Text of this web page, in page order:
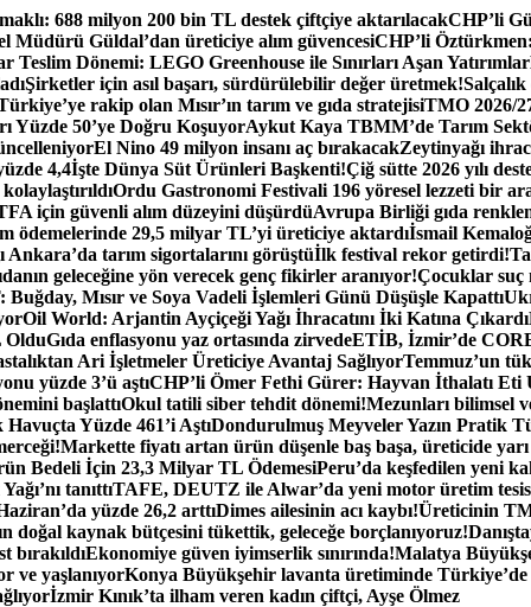
688 milyon 200 bin TL destek çiftçiye aktarılacakCHP’li
Müdürü Güldal’dan üreticiye alım güvencesiCHP’li
Teslim Dönemi: LEGO Greenhouse ile Sınırları Aşan Yatırımlar
Şirketler için asıl başarı, sürdürülebilir değer üretmek!
rakip olan Mısır’ın tarım ve gıda stratejisiTMO 2026/
Yüzde 50’ye Doğru KoşuyorAykut Kaya TBMM’de Tarım
El Nino 49 milyon insanı aç bırakacakZeytinyağı
4,4İşte Dünya Süt Ürünleri Başkenti!Çiğ sütte 2026 yılı
Ordu Gastronomi Festivali 196 yöresel lezzeti bir
için güvenli alım düzeyini düşürdüAvrupa Birliği gıda
ödemelerinde 29,5 milyar TL’yi üreticiye aktardıİsmail
Ankara’da tarım sigortalarını görüştüİlk festival rekor getirdi!
geleceğine yön verecek genç fikirler aranıyor!Çocuklar suç
Buğday, Mısır ve Soya Vadeli İşlemleri Günü Düşüşle Kapattı
Oil World: Arjantin Ayçiçeği Yağı İhracatını İki Katına Çıkardı
OlduGıda enflasyonu yaz ortasında zirvedeETİB, İzmir’de
Ari İşletmeler Üreticiye Avantaj SağlıyorTemmuz’un
yüzde 3’ü aştıCHP’li Ömer Fethi Gürer: Hayvan İthalatı Eti
başlattıOkul tatili siber tehdit dönemi!Mezunları bilimsel
Yüzde 461’i AştıDondurulmuş Meyveler Yazın Pratik
Markette fiyatı artan ürün düşenle baş başa, üreticide yarı
Bedeli İçin 23,3 Milyar TL ÖdemesiPeru’da keşfedilen yeni
tanıttıTAFE, DEUTZ ile Alwar’da yeni motor üretim
yüzde 26,2 arttıDimes ailesinin acı kaybı!Üreticinin
doğal kaynak bütçesini tükettik, geleceğe borçlanıyoruz!
bırakıldıEkonomiye güven iyimserlik sınırında!Malatya
ve yaşlanıyorKonya Büyükşehir lavanta üretiminde Türkiye’de
İzmir Kınık’ta ilham veren kadın çiftçi, Ayşe Ölmez